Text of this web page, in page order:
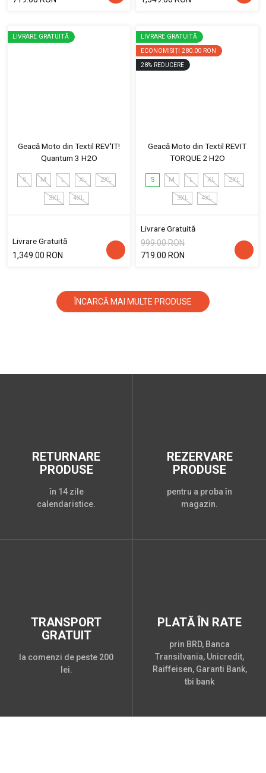
LIVRARE GRATUITĂ
Geacă Moto din Textil REV'IT!
Quantum 3 H2O
S M L XL 2XL
3XL 4XL
Livrare Gratuită
1,349.00 RON
LIVRARE GRATUITĂ
ECONOMISIȚI 280.00 RON
28% REDUCERE
Geacă Moto din Textil REVIT
TORQUE 2 H2O
S M L XL 2XL
3XL 4XL
Livrare Gratuită
999.00 RON
719.00 RON
ÎNCARCĂ MAI MULTE PRODUSE
RETURNARE
PRODUSE
în 14 zile
calendaristice.
REZERVARE
PRODUSE
pentru a proba în
magazin.
TRANSPORT
GRATUIT
la comenzi de peste 200
lei.
PLATĂ ÎN RATE
prin BRD, Banca
Transilvania, Unicredit,
Raiffeisen, Garanti Bank,
tbi bank